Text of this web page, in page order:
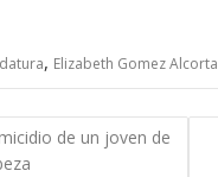
, Elizabeth Gomez Alcorta
de un joven de